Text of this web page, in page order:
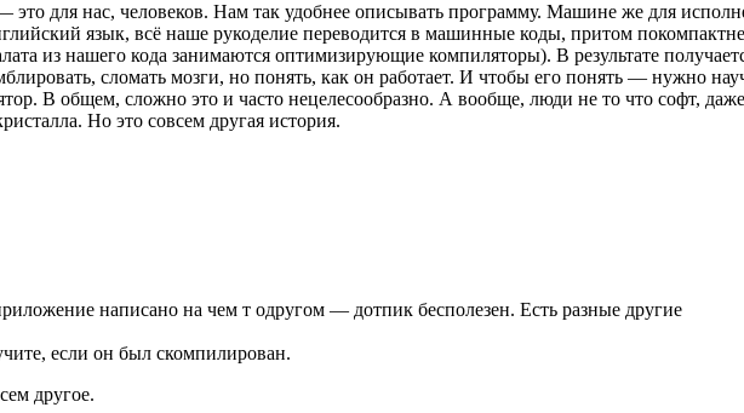
для нас, человеков. Нам так удобнее описывать программу. Машине же для
язык, всё наше рукоделие переводится в машинные коды, притом
из нашего кода занимаются оптимизирующие компиляторы). В результате
сломать мозги, но понять, как он работает. И чтобы его понять — нужно
В общем, сложно это и часто нецелесообразно. А вообще, люди не то что софт, даже
Но это совсем другая история.
написано на чем т одругом — дотпик бесполезен. Есть разные другие
если он был скомпилирован.
другое.